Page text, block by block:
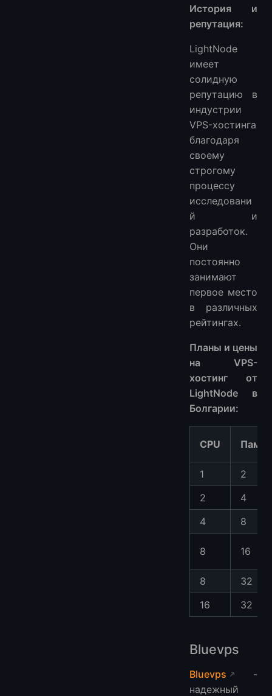
История и
репутация:
LightNode
имеет
солидную
репутацию в
индустрии
VPS-хостинга
благодаря
своему
строгому
процессу
исследовани
й и
разработок.
Они
постоянно
занимают
первое место
в различных
рейтингах.
Планы и цены
на VPS-
хостинг от
LightNode в
Болгарии:
CPU
1
2
2
4
4
8
8 16
8
32
16
32
Bluevps
Bluevps
-
надежный